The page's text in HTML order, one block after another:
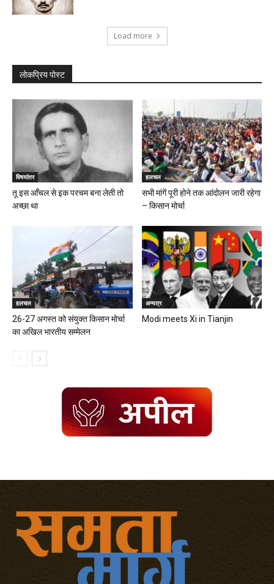
Load more
लोकप्रिय पोस्ट
विषयांतर
तू इस आँचल से इक परचम बना लेती तो
अच्छा था
हलचल
सभी मांगें पूरी होने तक आंदोलन जारी रहेगा
– किसान मोर्चा
हलचल
26-27 अगस्त को संयुक्त किसान मोर्चा
का अखिल भारतीय सम्मेलन
अन्यत्र
Modi meets Xi in Tianjin